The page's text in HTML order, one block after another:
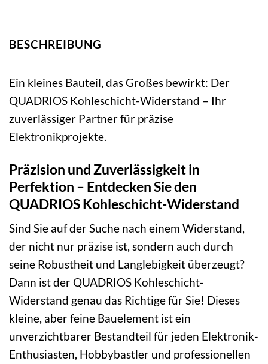
BESCHREIBUNG
Ein kleines Bauteil, das Großes bewirkt: Der
QUADRIOS Kohleschicht-Widerstand – Ihr
zuverlässiger Partner für präzise
Elektronikprojekte.
Präzision und Zuverlässigkeit in
Perfektion – Entdecken Sie den
QUADRIOS Kohleschicht-Widerstand
Sind Sie auf der Suche nach einem Widerstand,
der nicht nur präzise ist, sondern auch durch
seine Robustheit und Langlebigkeit überzeugt?
Dann ist der QUADRIOS Kohleschicht-
Widerstand genau das Richtige für Sie! Dieses
kleine, aber feine Bauelement ist ein
unverzichtbarer Bestandteil für jeden Elektronik-
Enthusiasten, Hobbybastler und professionellen